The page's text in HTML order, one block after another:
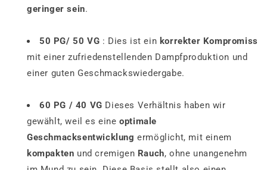
geringer sein.
50 PG/ 50 VG : Dies ist ein korrekter Kompromiss
mit einer zufriedenstellenden Dampfproduktion und
einer guten Geschmackswiedergabe.
60 PG / 40 VG Dieses Verhältnis haben wir
gewählt, weil es eineoptimale
Geschmacksentwicklung ermöglicht, mit einem
kompakten und cremigen Rauch, ohne unangenehm